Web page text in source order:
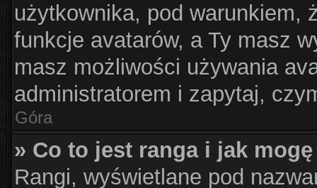
użytkownika, pod warunkiem,
funkcje avatarów, a Ty masz
masz możliwości używania
administratorem i zapytaj,
Góra
» Co to jest ranga i jak
Rangi, wyświetlane pod